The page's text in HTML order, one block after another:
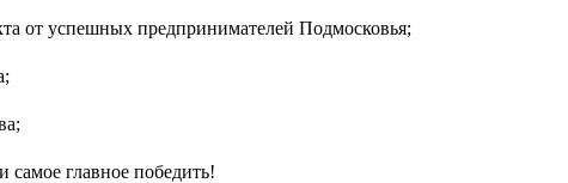
от успешных предпринимателей Подмосковья;
главное победить!